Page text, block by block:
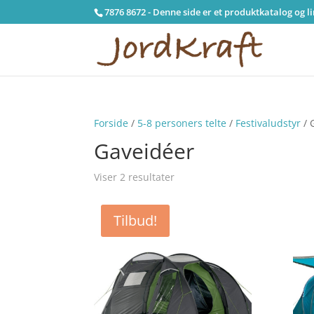
7876 8672 - Denne side er et produktkatalog
Forside / 5-8 personers telte / Festivaludstyr /
Gaveidéer
Viser 2 resultater
Tilbud!